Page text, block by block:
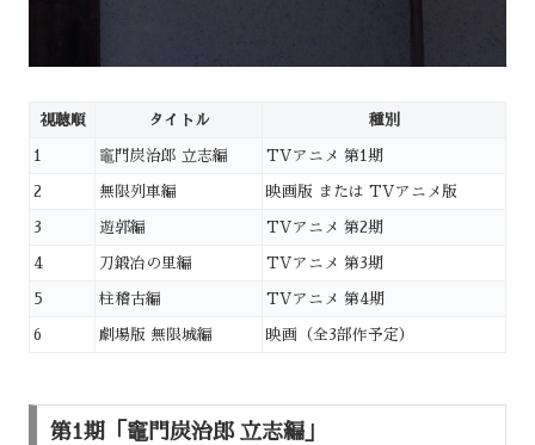
視聴順 タイトル 種別
1 竈門炭治郎 立志編 TVアニメ 第1期
2 無限列車編 映画版 または TVアニメ版
3 遊郭編 TVアニメ 第2期
4 刀鍛冶の里編 TVアニメ 第3期
5 柱稽古編 TVアニメ 第4期
6 劇場版 無限城編 映画（全3部作予定）
第1期「竈門炭治郎 立志編」